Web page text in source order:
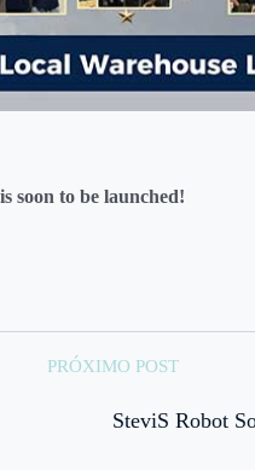
soon to be launched!
PRÓXIMO POST
SteviS Robot